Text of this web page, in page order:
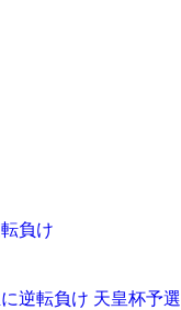
負け
逆転負け 天皇杯予選